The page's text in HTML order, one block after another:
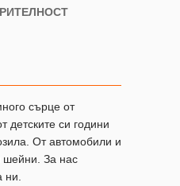
сърце от
детските си години
От автомобили и
шейни. За нас
ни.